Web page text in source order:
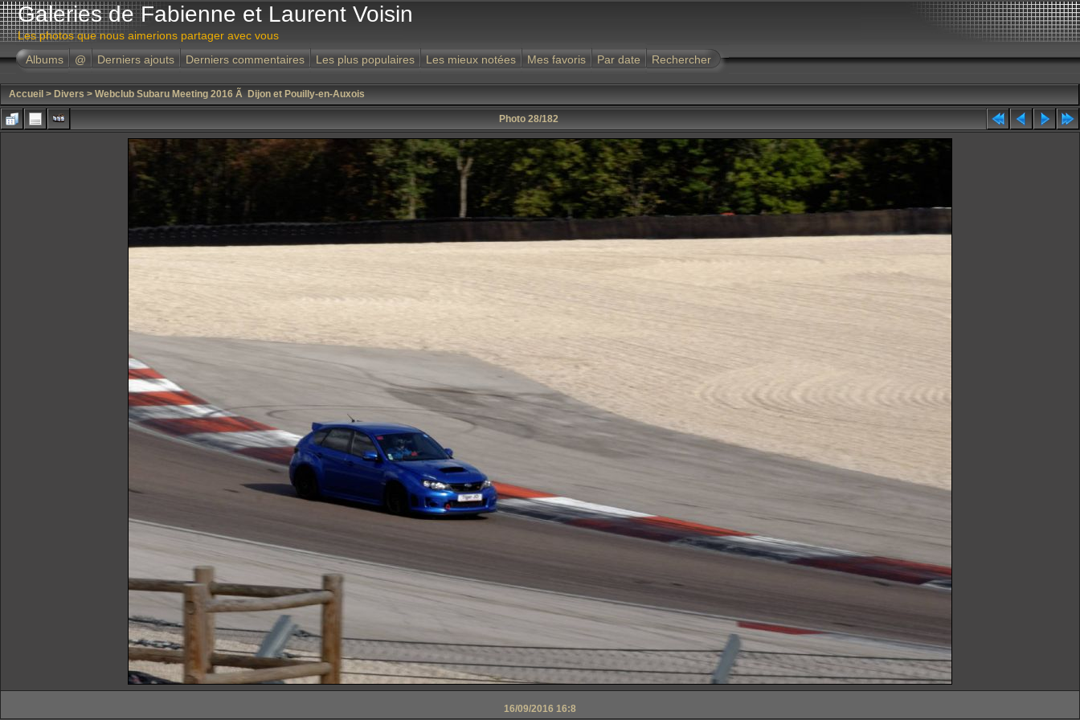
Galeries de Fabienne et Laurent Voisin
Les photos que nous aimerions partager avec vous
Albums
@ Derniers ajouts Derniers commentaires Les plus populaires Les mieux notées Mes favoris Par date Rechercher
Accueil > Divers > Webclub Subaru Meeting 2016 Ã Dijon et Pouilly-en-Auxois
Photo 28/182
16/09/2016 16:8